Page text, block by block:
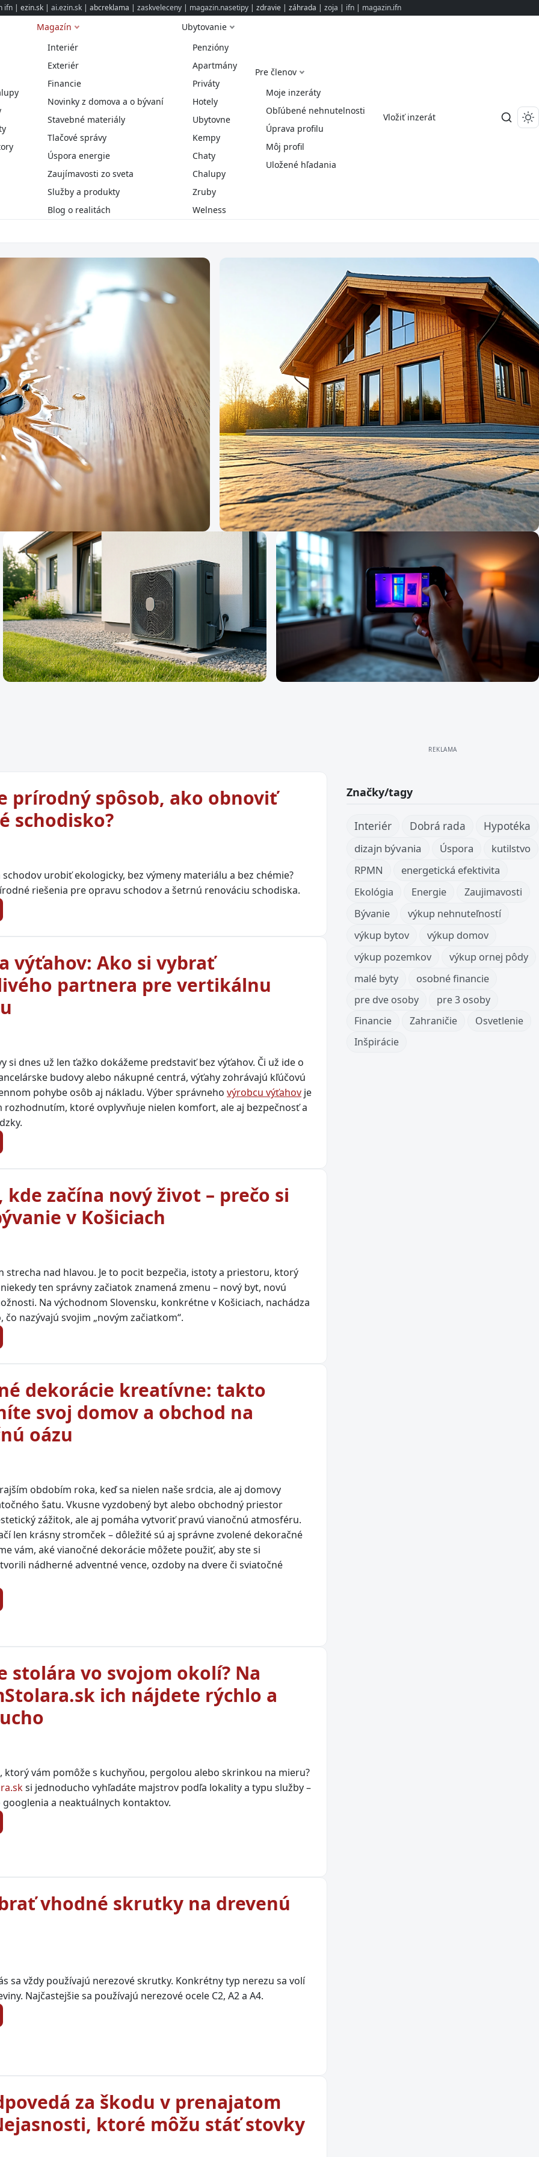
ifn| ezin.sk | ai.ezin.sk| abcreklama | zaskveleceny| magazin.nasetipy| zdravie | záhrada | zoja | ifn| magazin.ifn
Magazín
Interiér
Exteriér
Financie
Novinky z domova a o bývaní
Stavebné materiály
Tlačové správy
Úspora energie
Zaujímavosti zo sveta
Služby a produkty
Blog o realitách
Ubytovanie
Penzióny
Apartmány
Priváty
Hotely
Ubytovne
Kempy
Chaty
Chalupy
Zruby
Welness
Pre členov
Moje inzeráty
Obľúbené nehnutelnosti
Úprava profilu
Môj profil
Uložené hľadania
Vložiť inzerát
vám po dvoch rokoch
STAVEBNÉ MATERIÁLY
Tehla, pórobetón alebo drevo: Ktorý materiál
vám ušetrí tisíce eur pri prevádzke a stavbe?
prírodný spôsob, ako obnoviť
schodisko?
schodov urobiť ekologicky, bez výmeny materiálu a bez chémie?
riešenia pre opravu schodov a šetrnú renováciu schodiska.
výťahov: Ako si vybrať
partnera pre vertikálnu
si dnes už len ťažko dokážeme predstaviť bez výťahov. Či už ide o
budovy alebo nákupné centrá, výťahy zohrávajú kľúčovú
pohybe osôb aj nákladu. Výber správneho výrobcu výťahov je
rozhodnutím, ktoré ovplyvňuje nielen komfort, ale aj bezpečnosť a
kde začína nový život – prečo si
v Košiciach
strecha nad hlavou. Je to pocit bezpečia, istoty a priestoru, ktorý
ten správny začiatok znamená zmenu – nový byt, novú
Na východnom Slovensku, konkrétne v Košiciach, nachádza
čo nazývajú svojim „novým začiatkom“.
dekorácie kreatívne: takto
svoj domov a obchod na
oázu
obdobím roka, keď sa nielen naše srdcia, ale aj domovy
šatu. Vkusne vyzdobený byt alebo obchodný priestor
zážitok, ale aj pomáha vytvoriť pravú vianočnú atmosféru.
len krásny stromček – dôležité sú aj správne zvolené dekoračné
vám, aké vianočné dekorácie môžete použiť, aby ste si
nádherné adventné vence, ozdoby na dvere či sviatočné
stolára vo svojom okolí? Na
ich nájdete rýchlo a
ktorý vám pomôže s kuchyňou, pergolou alebo skrinkou na mieru?
si jednoducho vyhľadáte majstrov podľa lokality a typu služby –
a neaktuálnych kontaktov.
vhodné skrutky na drevenú
sa vždy používajú nerezové skrutky. Konkrétny typ nerezu sa volí
Najčastejšie sa používajú nerezové ocele C2, A2 a A4.
za škodu v prenajatom
ktoré môžu stáť stovky
Značky/tagy
Interiér Dobrá rada
Hypotéka
dizajn bývania
Úspora
kutilstvo
RPMN
energetická efektivita
Ekológia Energie
Zaujimavosti
Bývanie
výkup nehnuteľností
výkup bytov
výkup domov
výkup pozemkov
výkup ornej pôdy
malé byty
osobné financie
pre dve osoby
pre 3 osoby
Financie
Zahraničie
Osvetlenie
Inšpirácie